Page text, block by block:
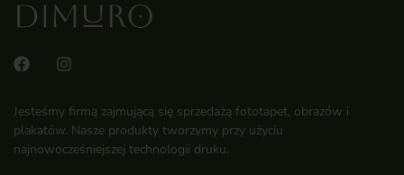
Jesteśmy firmą zajmującą się sprzedażą fototapet, obrazów i
plakatów. Nasze produkty tworzymy przy użyciu
najnowocześniejszej technologii druku.